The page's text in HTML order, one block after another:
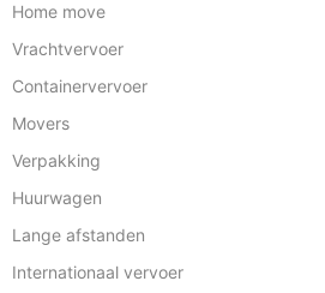
Home move
Vrachtvervoer
Containervervoer
Movers
Verpakking
Huurwagen
Lange afstanden
Internationaal vervoer